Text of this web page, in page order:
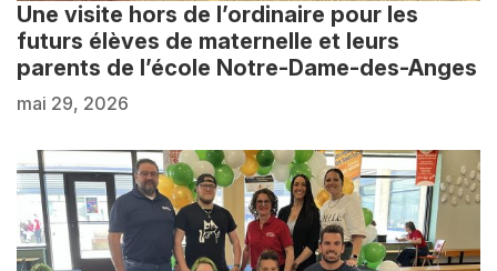
Une visite hors de l’ordinaire pour les
futurs élèves de maternelle et leurs
parents de l’école Notre-Dame-des-Anges
mai 29, 2026